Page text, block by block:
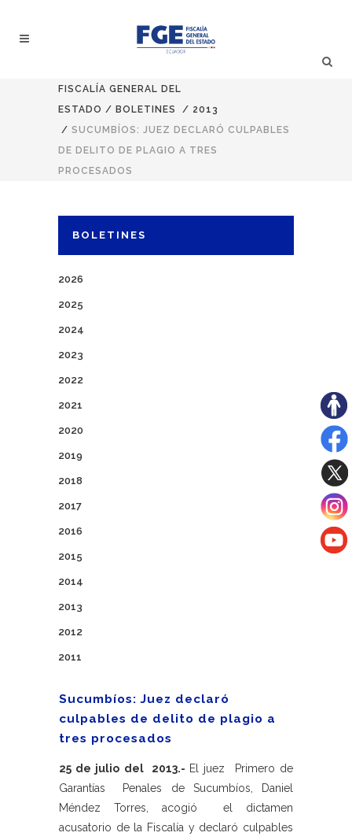
FISCALÍA GENERAL DEL
ESTADO / BOLETINES / 2013
/ SUCUMBÍOS: JUEZ DECLARÓ CULPABLES
DE DELITO DE PLAGIO A TRES
PROCESADOS
BOLETINES
2026
2025
2024
2023
2022
2021
2020
2019
2018
2017
2016
2015
2014
2013
2012
2011
Sucumbíos: Juez declaró
culpables de delito de plagio a
tres procesados
25 de julio del 2013.- El juez Primero de
Garantías Penales de Sucumbíos, Daniel
Méndez Torres, acogió el dictamen
acusatorio de la Fiscalía y declaró culpables